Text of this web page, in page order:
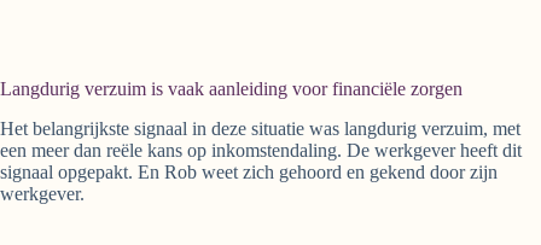
Langdurig verzuim is vaak aanleiding voor financiële zorgen
Het belangrijkste signaal in deze situatie was langdurig verzuim, met
een meer dan reële kans op inkomstendaling. De werkgever heeft dit
signaal opgepakt. En Rob weet zich gehoord en gekend door zijn
werkgever.